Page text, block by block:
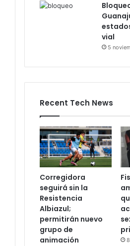
vial
5
Recent Tech News
Corregidora
seguirá sin la
Resistencia
Albiazul;
permitirán nuevo
grupo de
animación